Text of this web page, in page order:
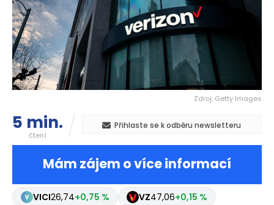
Zdroj: Getty Images
5 min.
čtení
Přihlaste se k odběru newsletteru
Mám zájem o více informací
MAIN58,94+4,27 % VICI26,74+0,75 %